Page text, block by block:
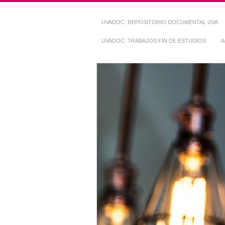
UVADOC: REPOSITORIO DOCUMENTAL UVA
UVADOC: TRABAJOS FIN DE ESTUDIOS
Repositorio
~ UVaDOC